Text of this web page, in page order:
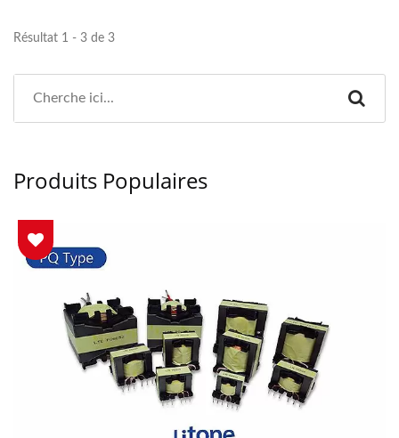
Résultat 1 - 3 de 3
Produits Populaires